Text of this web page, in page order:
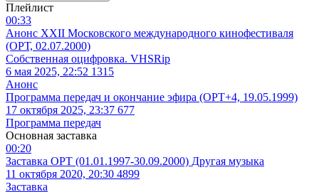
Плейлист
00:33
Анонс XXII Московского международного кинофестиваля
(ОРТ, 02.07.2000)
Собственная оцифровка. VHSRip
6 мая 2025, 22:52 1315
Анонс
Программа передач и окончание эфира (ОРТ+4, 19.05.1999)
17 октября 2025, 23:37 677
Программа передач
Основная заставка
00:20
Заставка ОРТ (01.01.1997-30.09.2000) Другая музыка
11 октября 2020, 20:30 4899
Заставка